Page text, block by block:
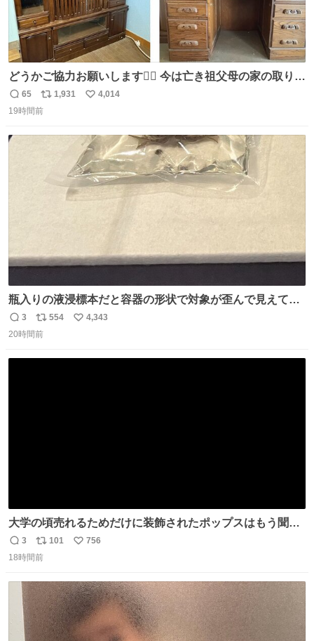
どうかご協力お願いします🙇‍♂️ 今は亡き祖父母の家の取り壊
しが決まり、どうしても処分して欲しくない食器棚と机の
引き取り手を探しております この2つは私の祖母が当初一
さで亡くなりましたが、この家具達をとても大切にしてお
りました 続く↓
返
信
65
リ
ポ
1,931
い
数
4,014
19時間前
瓶入りの液浸標本だと容器の形状で対象が歪んで見えてし
まうことから、なるべく歪みがない状態で観察しやすいよ
うにこのような形で保存していると前に科博の先生から教
返
信
3
リ
ポ
554
い
4,343
20時間前
大学の頃売れるためだけに装飾されたポップスはもう聞き
たくなくてただひたすら音楽のすばらしさを感じられるよ
うな曲を探してたんだけど 弦1本しかないギターでレゲエ
全開に引き出してて最高なんだよな 友達が段々ノリノリに
なってきててよいw
返
信
3
リ
ポ
ト
数
101
い
数
756
18時間前